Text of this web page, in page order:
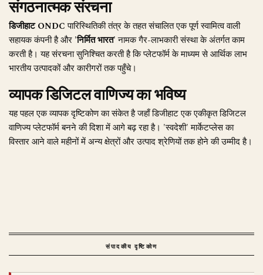
संगठनात्मक संरचना
डिजीहाट ONDCपारिस्थितिकी तंत्र के तहत संचालित एक पूर्ण स्वामित्व वाली
सहायक कंपनी है और 'निर्मित भारत'नामक गैर-लाभकारी संस्था के अंतर्गत काम
करती है। यह संरचना सुनिश्चित करती है कि प्लेटफॉर्म के माध्यम से आर्थिक लाभ
भारतीय उत्पादकों और कारीगरों तक पहुँचे।
व्यापक डिजिटल वाणिज्य का भविष्य
यह पहल एक व्यापक दृष्टिकोण का संकेत है जहाँ डिजीहाट एक एकीकृत डिजिटल
वाणिज्य प्लेटफॉर्म बनने की दिशा में आगे बढ़ रहा है। 'स्वदेशी' मार्केटप्लेस का
विस्तार आने वाले महीनों में अन्य क्षेत्रों और उत्पाद श्रेणियों तक होने की उम्मीद है।
संपादकीय दृष्टिकोण